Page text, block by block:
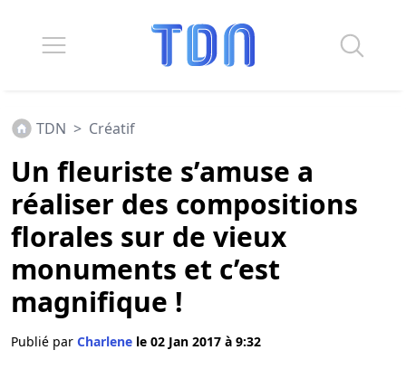
TDN > Créatif
Un fleuriste s’amuse a
réaliser des compositions
florales sur de vieux
monuments et c’est
magnifique !
Publié par Charlene le 02 Jan 2017 à 9:32